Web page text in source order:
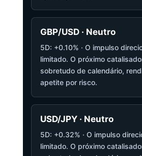
GBP/USD · Neutro
5D: +0.10% · O impulso
limitado. O próximo
sobretudo de calendário,
apetite por risco.
USD/JPY · Neutro
5D: +0.32% · O impulso
limitado. O próximo